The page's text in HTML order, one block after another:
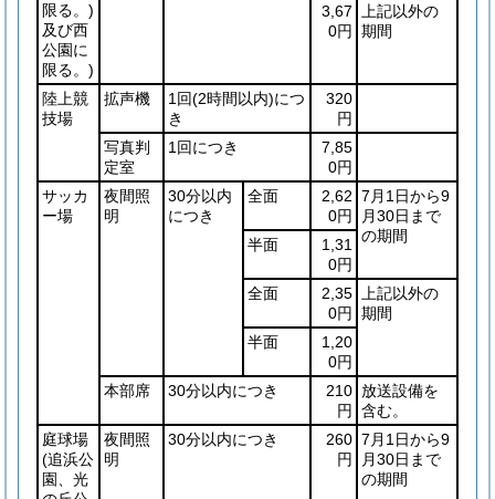
限る。)
及び西
公園に
限る。)
3,67
0円
上記以外の
期間
陸上競
技場
拡声機 1回(2時間以内)につ
き
320
円
写真判
定室
1回につき
7,85
0円
サッカ
ー場
夜間照
明
30分以内
につき
全面
2,62
0円
7月1日から9
月30日まで
の期間
半面
1,31
0円
全面
2,35
0円
上記以外の
期間
半面
1,20
0円
本部席
30分以内につき
210
円
放送設備を
含む。
庭球場
(追浜公
園、光
夜間照
明
30分以内につき
260
円
7月1日から9
月30日まで
の期間